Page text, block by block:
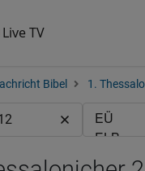
Live TV
Bibel 1.